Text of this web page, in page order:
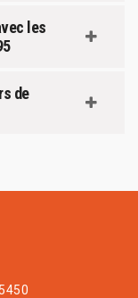
les
de